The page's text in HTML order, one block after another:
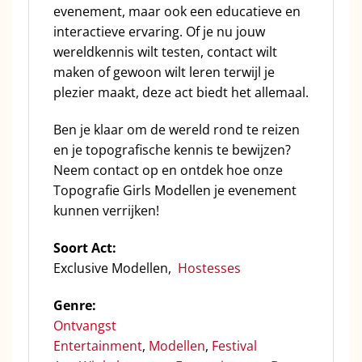
evenement, maar ook een educatieve en
interactieve ervaring. Of je nu jouw
wereldkennis wilt testen, contact wilt
maken of gewoon wilt leren terwijl je
plezier maakt, deze act biedt het allemaal.
Ben je klaar om de wereld rond te reizen
en je topografische kennis te bewijzen?
Neem contact op en ontdek hoe onze
Topografie Girls Modellen je evenement
kunnen verrijken!
Soort Act:
Exclusive Modellen, Hostesses
Genre:
Ontvangst
Entertainment, Modellen, Festival